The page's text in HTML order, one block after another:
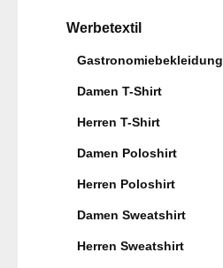
Werbetextil
Gastronomiebekleidung
Damen T-Shirt
Herren T-Shirt
Damen Poloshirt
Herren Poloshirt
Damen Sweatshirt
Herren Sweatshirt